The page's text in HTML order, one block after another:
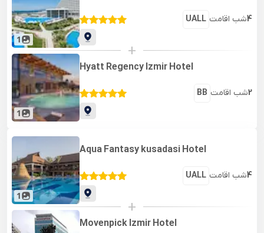
1
UALL شب اقامت4
+
1
Hyatt Regency Izmir Hotel
BB شب اقامت2
1
Aqua Fantasy kusadasi Hotel
UALL شب اقامت4
+
Movenpick Izmir Hotel